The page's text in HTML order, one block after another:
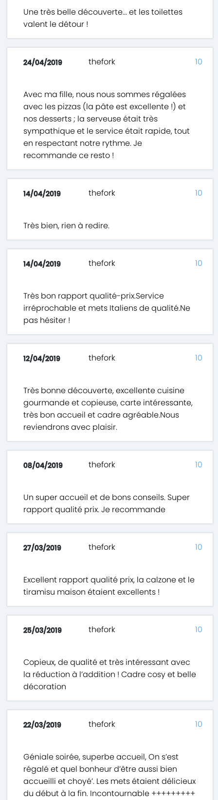
Une très belle découverte... et les toilettes
valent le détour !
24/04/2019 thefork
Avec ma fille, nous nous sommes régalées
avec les pizzas (la pâte est excellente !) et
nos desserts ; la serveuse était très
sympathique et le service était rapide, tout
en respectant notre rythme. Je
recommande ce resto !
10
14/04/2019 thefork
Très bien, rien à redire.
10
14/04/2019 thefork
Très bon rapport qualité-prix.Service
irréprochable et mets Italiens de qualité.Ne
pas hésiter !
10
12/04/2019 thefork
Très bonne découverte, excellente cuisine
gourmande et copieuse, carte intéressante,
très bon accueil et cadre agréable.Nous
reviendrons avec plaisir.
10
08/04/2019 thefork
Un super accueil et de bons conseils. Super
rapport qualité prix. Je recommande
10
27/03/2019 thefork
Excellent rapport qualité prix, la calzone et le
tiramisu maison étaient excellents !
10
25/03/2019 thefork
Copieux, de qualité et très intéressant avec
la réduction à l’addition ! Cadre cosy et belle
décoration
10
22/03/2019 thefork
Géniale soirée, superbe accueil, On s’est
régalé et quel bonheur d’être aussi bien
accueilli et choyé’. Les mets étaient délicieux
du début à la fin. Incontournable +++++++++
10